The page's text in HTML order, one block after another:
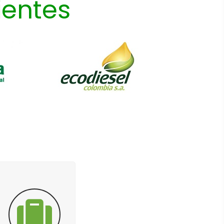
del Cesar fortalece
cultura de prevención
Comité de Seguridad Vial avanza con su
de prevención a través del Plan
trabajadores que se movilizan en
motocicleta.